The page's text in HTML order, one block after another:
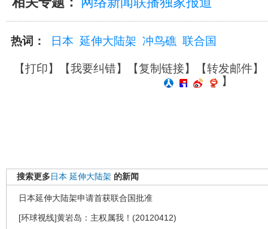
热词： 日本 延伸大陆架 冲鸟礁 联合国
【打印】【我要纠错】【复制链接】【转发邮件】
】
搜索更多日本 延伸大陆架 的新闻
日本延伸大陆架申请首获联合国批准
[环球视线]黄岩岛：主权属我！(20120412)